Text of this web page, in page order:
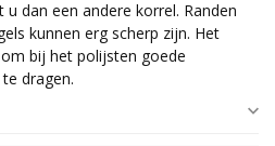
dan een andere korrel. Randen
kunnen erg scherp zijn. Het
bij het polijsten goede
dragen.